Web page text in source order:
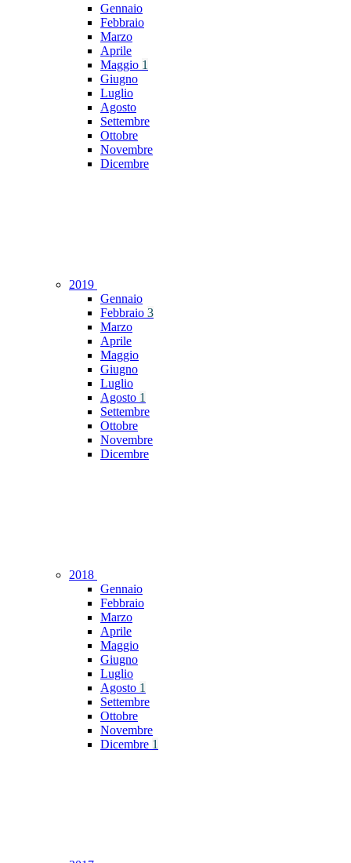
Gennaio
Febbraio
Marzo
Aprile
Maggio 1
Giugno
Luglio
Agosto
Settembre
Ottobre
Novembre
Dicembre
2019
Gennaio
Febbraio 3
Marzo
Aprile
Maggio
Giugno
Luglio
Agosto 1
Settembre
Ottobre
Novembre
Dicembre
2018
Gennaio
Febbraio
Marzo
Aprile
Maggio
Giugno
Luglio
Agosto 1
Settembre
Ottobre
Novembre
Dicembre 1